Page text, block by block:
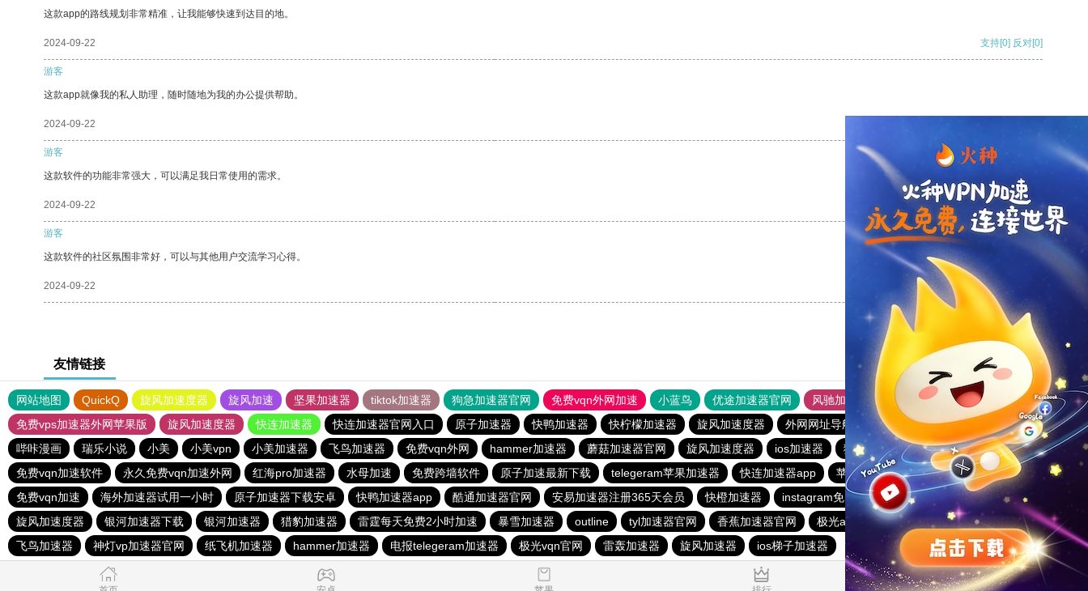
这款app的路线规划非常精准，让我能够快速到达目的地。
2024-09-22 支持[0] 反对[0]
游客
这款app就像我的私人助理，随时随地为我的办公提供帮助。
2024-09-22
游客
这款软件的功能非常强大，可以满足我日常使用的需求。
2024-09-22 支持 [0] 反对 [0]
游客
这款软件的社区氛围非常好，可以与其他用户交流学习心得。
2024-09-22 支持
友情链接
网站地图 QuickQ 旋风加速度器 旋风加速 坚果加速器 tiktok加速器 狗急加速器官网 免费vqn外网加速 小蓝鸟 优途加速器官网 风驰加速器
旋风加速器
免费vps加速器外网苹果版
旋风加速度器 快连加速器 快连加速器官网入口 原子加速器 快鸭加速器 快柠檬加速器 旋风加速度器 外网网址导航 软件中心 雷霆加速
狂飙加速器
哔咔漫画
瑞乐小说 小美 小美vpn 小美加速器 飞鸟加速器 免费vqn外网 hammer加速器 蘑菇加速器官网 旋风加速度器 ios加速器 猴王加速器
雷霆加速版ins
免费vqn加速软件
永久免费vqn加速外网 红海pro加速器 水母加速 免费跨墙软件 原子加速最新下载 telegeram苹果加速器 快连加速器app 苹果免费vqn加速
香蕉加速器vp官网
免费vqn加速
海外加速器试用一小时 原子加速器下载安卓 快鸭加速器app 酷通加速器官网 安易加速器注册365天会员 快橙加速器 instagram免费加速器 起飞加速器
雷霆加器速
旋风加速度器
银河加速器下载 银河加速器 猎豹加速器 雷霆每天免费2小时加速 暴雪加速器 outline tyl加速器官网 香蕉加速器官网 极光aurora加速器
旋风加速度器
飞鸟加速器
神灯vp加速器官网 纸飞机加速器 hammer加速器 电报telegeram加速器 极光vqn官网 雷轰加速器 旋风加速器 ios梯子加速器